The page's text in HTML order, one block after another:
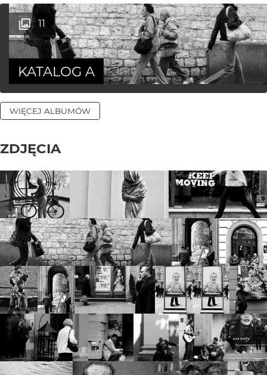
11
KATALOG A
WIĘCEJ ALBUMÓW
ZDJĘCIA